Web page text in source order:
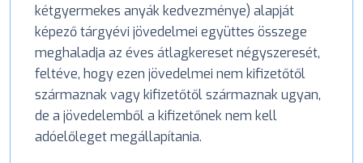
kétgyermekes anyák kedvezménye) alapját
képező tárgyévi jövedelmei együttes összege
meghaladja az éves átlagkereset négyszeresét,
feltéve, hogy ezen jövedelmei nem kifizetőtől
származnak vagy kifizetőtől származnak ugyan,
de a jövedelemből a kifizetőnek nem kell
adóelőleget megállapítania.